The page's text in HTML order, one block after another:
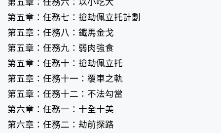
第五章：任務七：搶劫佩立托計劃
第五章：任務八：鐵馬金戈
第五章：任務九：弱肉強食
第五章：任務十：搶劫佩立托
第五章：任務十一：覆車之軌
第五章：任務十二：不法勾當
第六章：任務一：十全十美
第六章：任務二：劫前探路